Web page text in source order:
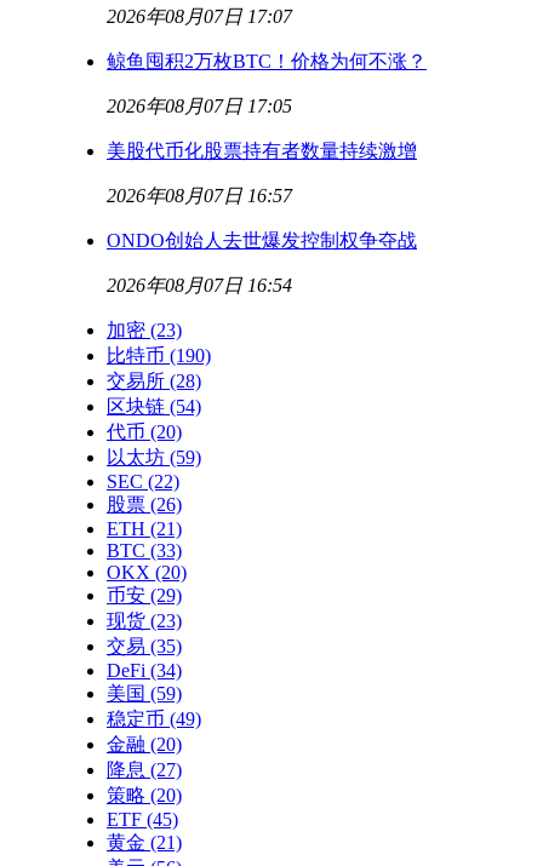
2026年08月07日 17:07
鲸鱼囤积2万枚BTC！价格为何不涨？
2026年08月07日 17:05
美股代币化股票持有者数量持续激增
2026年08月07日 16:57
ONDO创始人去世爆发控制权争夺战
2026年08月07日 16:54
加密 (23)
比特币 (190)
交易所 (28)
区块链 (54)
代币 (20)
以太坊 (59)
SEC (22)
股票 (26)
ETH (21)
BTC (33)
OKX (20)
币安 (29)
现货 (23)
交易 (35)
DeFi (34)
美国 (59)
稳定币 (49)
金融 (20)
降息 (27)
策略 (20)
ETF (45)
黄金 (21)